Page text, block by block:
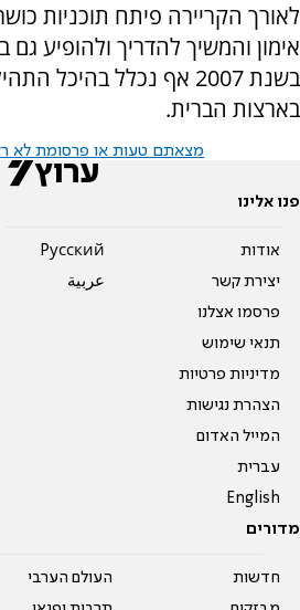
לאורך הקריירה פיתח תוכניות
אימון והמשיך להדריך ולהופיע
בשנת 2007 אף נכלל
בארצות הברית.
מצאתם טעות או פרסומת לא
פנו אלינו
אודות
יצירת קשר
פרסמו אצלנו
תנאי שימוש
מדיניות פרטיות
הצהרת נגישות
המייל האדום
עברית
English
Pусский
عربية
מדורים
חדשות
העולם הערבי